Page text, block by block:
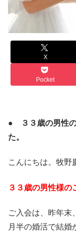
X
Pocket
● ３３歳の男性の
た。
こんにちは。牧野
３３歳の男性様の
ご入会は、昨年末
月半の婚活で結婚